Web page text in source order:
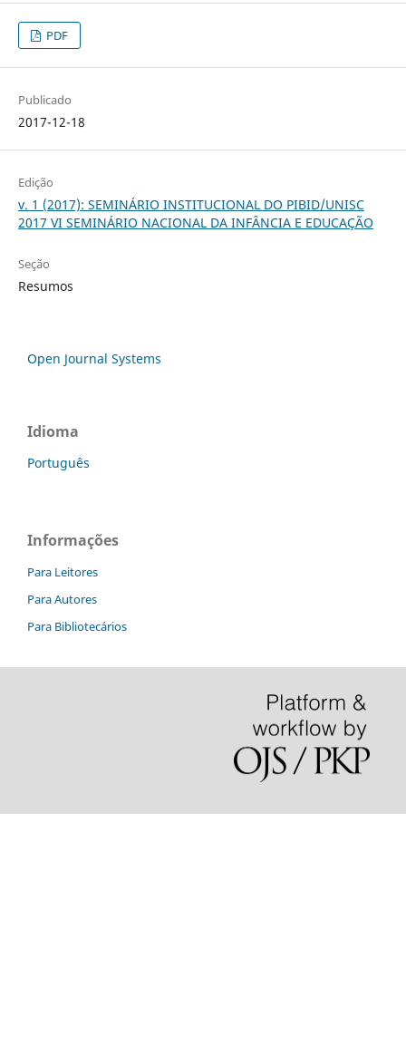
PDF
Publicado
2017-12-18
Edição
v. 1 (2017): SEMINÁRIO INSTITUCIONAL DO PIBID/UNISC
2017 VI SEMINÁRIO NACIONAL DA INFÂNCIA E EDUCAÇÃO
Seção
Resumos
Open Journal Systems
Idioma
Português
Informações
Para Leitores
Para Autores
Para Bibliotecários